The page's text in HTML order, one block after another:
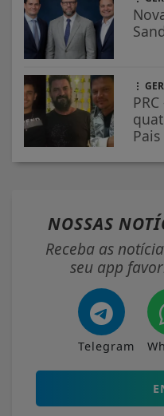
Pais
NOSSAS
Receba as
seu app
Telegram